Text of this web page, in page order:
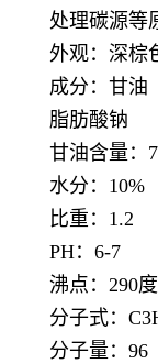
处理碳源等
外观：深棕
成分：甘油
脂肪酸钠
甘油含量：
水分：10%
比重：1.2
PH：6-7
沸点：290度
分子式：
分子量：96